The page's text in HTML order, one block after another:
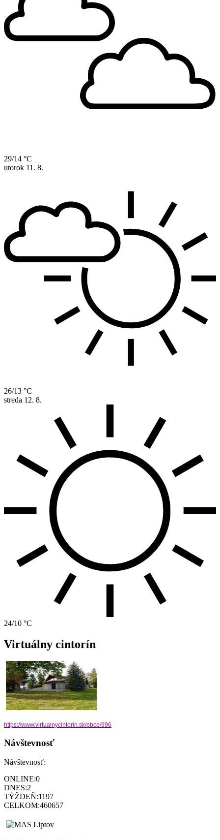
29/14 °C
utorok 11. 8.
26/13 °C
streda 12. 8.
24/10 °C
Virtuálny cintorín
https://www.virtualnycintorin. sk/obce/996
Návštevnosť
Návštevnosť:
ONLINE:0
DNES:2
TÝŽDEŇ:1197
CELKOM:460657